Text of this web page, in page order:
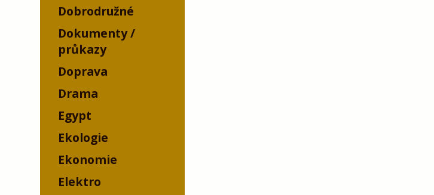
Dobrodružné
Dokumenty /
průkazy
Doprava
Drama
Egypt
Ekologie
Ekonomie
Elektro